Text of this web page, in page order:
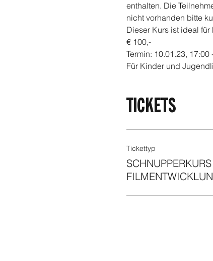
enthalten. Die
nicht vorhanden bitte
Dieser Kurs ist ideal
€ 100,-
Termin: 10.01.23, 17:00
Für Kinder und
TICKETS
Tickettyp
SCHNUPPERKURS